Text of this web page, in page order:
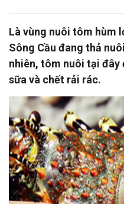
Là vùng nuôi tôm hùm
Sông Cầu đang thả
nhiên, tôm nuôi tại đây
sữa và chết rải rác.